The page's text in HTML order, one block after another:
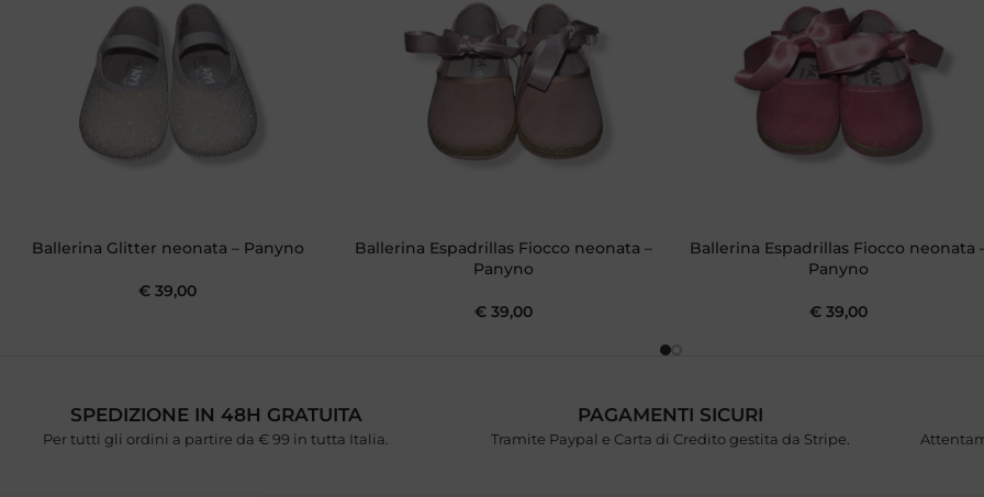
Ballerina Glitter neonata – Panyno
€ 39,00
Ballerina Espadrillas Fiocco neonata –
Panyno
€39,00
Ballerina Espadrillas Fiocco neonata
Panyno
€ 39,00
SPEDIZIONE IN 48H GRATUITA
Per tutti gli ordini a partire da € 99 in tutta Italia.
PAGAMENTI SICURI
Tramite Paypal e Carta di Credito gestita da Stripe.